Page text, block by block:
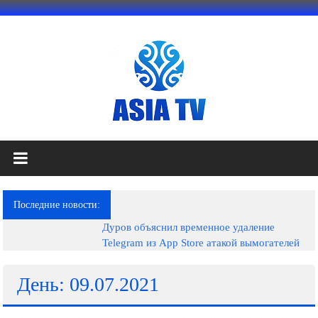
Перейти
АЗИЯ
ТВ
это
телеканал
фильмы,
музыкальные
Последние новости:
Дуров объяснил временное удаление
Telegram из App Store атакой вымогателей
День: 09.07.2021